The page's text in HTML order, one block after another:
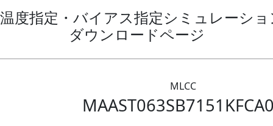
温度指定・バイアス指定シミュレーシ
ダウンロードページ
MLCC